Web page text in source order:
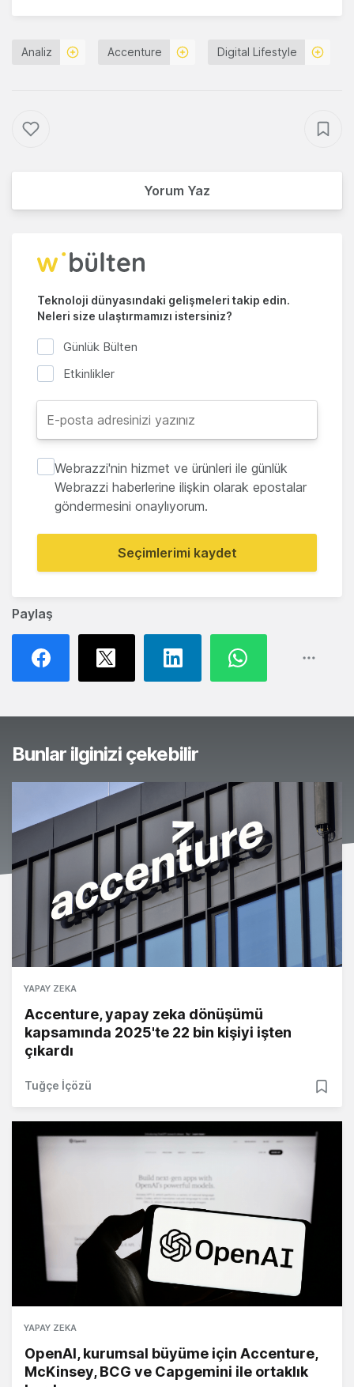
Paylaş
Analiz Accenture Digital Lifestyle
Yorum Yaz
Teknoloji dünyasındaki gelişmeleri takip edin.
Neleri size ulaştırmamızı istersiniz?
Günlük Bülten
Etkinlikler
Webrazzi'nin hizmet ve ürünleri ile günlük
Webrazzi haberlerine ilişkin olarak epostalar
göndermesini onaylıyorum.
Seçimlerimi kaydet
Bunlar ilginizi çekebilir
YAPAY ZEKA
Accenture, yapay zeka dönüşümü
kapsamında 2025'te 22 bin kişiyi işten
çıkardı
Tuğçe İçözü
YAPAY ZEKA
OpenAI, kurumsal büyüme için Accenture,
McKinsey, BCG ve Capgemini ile ortaklık